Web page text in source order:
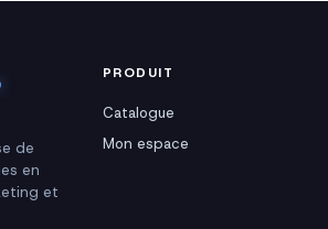
de
en
et
PRODUIT
Catalogue
Mon espace